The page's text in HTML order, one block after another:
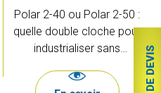
Polar 2-40 ou Polar 2-50 :
quelle double cloche pour
industrialiser sans